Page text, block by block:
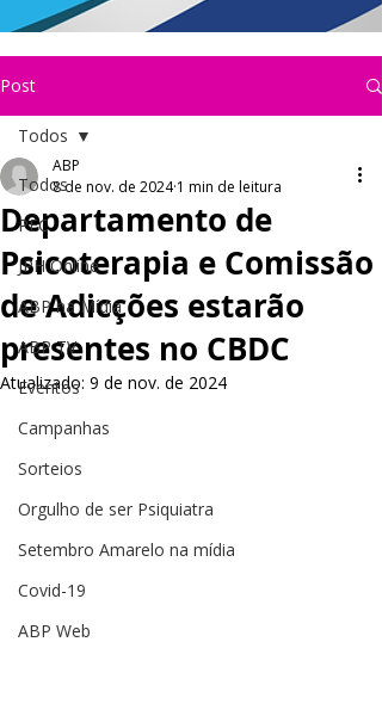
Post
Todos
PEC
JPH Online
ABP na Mídia
ABP TV
Eventos
Campanhas
Sorteios
Orgulho de ser Psiquiatra
Setembro Amarelo na mídia
Covid-19
ABP Web
Todos
Departamento de
Psicoterapia e Comissão
de Adicções estarão
presentes no CBDC
ABP
8 de nov. de 2024 1 min de leitura
Atualizado: 9 de nov. de 2024